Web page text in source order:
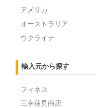
アメリカ
オーストラリア
ウクライナ
輸入元から探す
フィネス
三幸蓮見商店